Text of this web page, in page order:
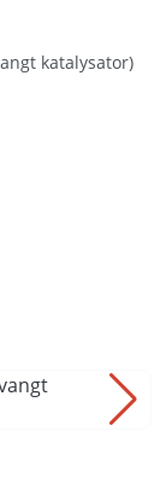
katalysator)